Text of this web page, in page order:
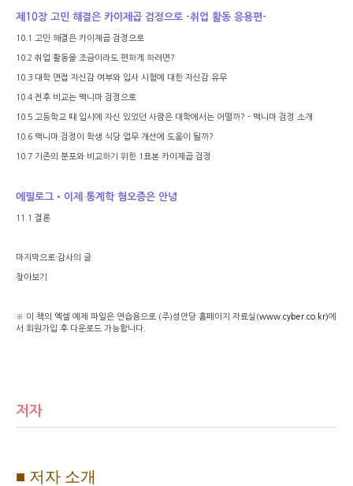
제 10장 고민 해결은 카이제곱 검정으로 -취업 활동 응용편-
10.1 고민 해결은 카이제곱 검정으로
10.2 취업 활동을 조금이라도 편하게 하려면?
10.3 대학 면접 자신감 여부와 입사 시험에 대한 자신감 유무
10.4 전후 비교는 맥니마 검정으로
10.5 고등학교 때 입시에 자신 있었던 사람은 대학에서는 어떨까? - 맥니마 검정 소개
10.6 맥니마 검정이 학생 식당 업무 개선에 도움이 될까?
10.7 기존의 분포와 비교하기 위한 1 표본 카이제곱 검정
에필로그 • 이제 통계학 혐오증은 안녕
11.1 결론
마지막으로·감사의 글
찾아보기
※ 이 책의 엑셀 예제 파일은 연습용으로 (주)성안당 홈페이지 자료실 (www.cyber.co.kr)에
서 회원가입 후 다운로드 가능합니다
저자
■ 저자 소개